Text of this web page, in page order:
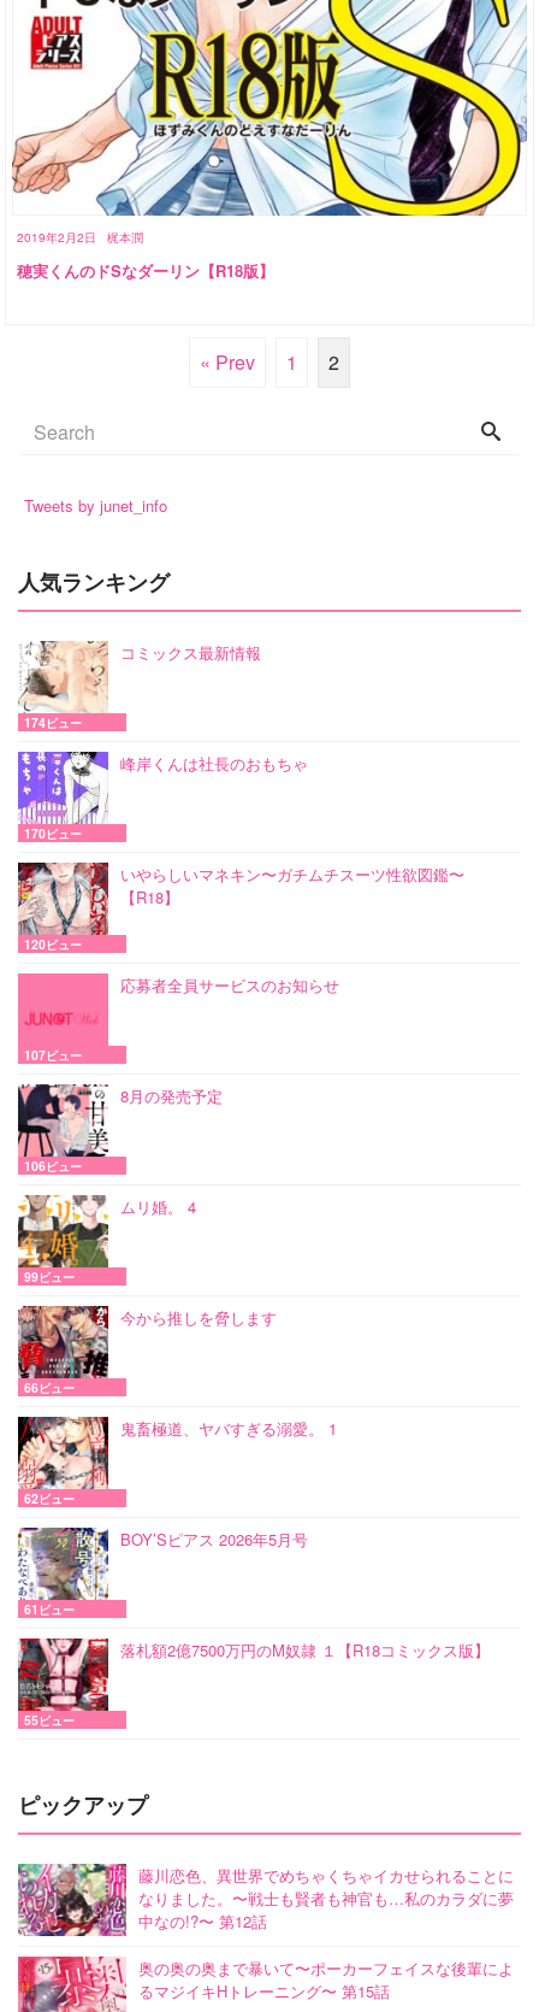
2019年2月2日 梶本潤
穂実くんのドSなダーリン【R18版】
« Prev 1 2
Tweets by junet_info
人気ランキング
コミックス最新情報
174ビュー
峰岸くんは社長のおもちゃ
170ビュー
いやらしいマネキン〜ガチムチスーツ性欲図鑑〜
【R18】
120ビュー
応募者全員サービスのお知らせ
107ビュー
8月の発売予定
106ビュー
ムリ婚。 4
99ビュー
今から推しを脅します
66ビュー
鬼畜極道、ヤバすぎる溺愛。 1
62ビュー
BOY’Sピアス 2026年5月号
61ビュー
落札額2億7500万円のM奴隷 １【R18コミックス版】
55ビュー
ピックアップ
藤川恋色、異世界でめちゃくちゃイカせられることに
なりました。〜戦士も賢者も神官も…私のカラダに夢
中なの!?〜 第12話
奥の奥の奥まで暴いて〜ポーカーフェイスな後輩によ
るマジイキHトレーニング〜 第15話